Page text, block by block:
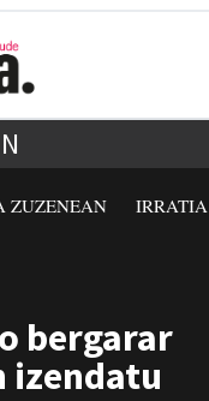
ZUZENEAN
bergarar